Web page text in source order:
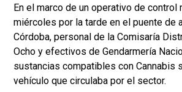
En el marco de un operativo de
miércoles por la tarde en el puente de
Córdoba, personal de la Comisaría
Ocho y efectivos de Gendarmería
sustancias compatibles con Cannabis
vehículo que circulaba por el sector.